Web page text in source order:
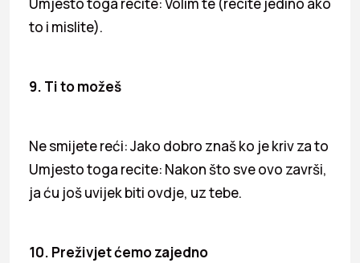
to i mislite).
9. Ti to možeš
Ne smijete reći: Jako dobro znaš ko je kriv za to
Umjesto toga recite: Nakon što sve ovo završi,
ja ću još uvijek biti ovdje, uz tebe.
10. Preživjet ćemo zajedno